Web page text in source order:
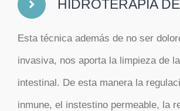
HIDROTERAPIA
Esta técnica además de no ser
invasiva, nos aporta la limpieza de
intestinal. De esta manera la
inmune, el instestino permeable, la